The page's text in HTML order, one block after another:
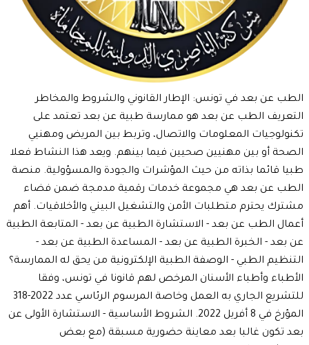
الطب عن بعد في تونس: الإطار القانوني والشروط والمخاطر
التعريف الطب عن بعد هو ممارسة طبية عن بعد تعتمد على
تكنولوجيات المعلومات والاتصال، وتربط بين المريض ومهنيي
الصحة أو بين مهنيين صحيين فيما بينهم. ويعد هذا النشاط فعلا
طبيا قائما بذاته من حيث المؤشرات والجودة والمسؤولية. منصة
الطب عن بعد هي مجموعة خدمات رقمية مدمجة ضمن فضاء
مشترك يحترم متطلبات الأمن والتشغيل البيني والأخلاقيات. أهم
أعمال الطب عن بعد - الاستشارة الطبية عن بعد - المتابعة الطبية
عن بعد - الخبرة الطبية عن بعد - المساعدة الطبية عن بعد -
التنظيم الطبي - الوصفة الطبية الإلكترونية من يحق له الممارسة؟
الأطباء وأطباء الأسنان المرخص لهم قانونا في تونس، وفقا
للتشريع الجاري به العمل وخاصة المرسوم الرئاسي عدد 2022-318
المؤرخ في 8 أفريل 2022. الشروط الأساسية - الاستشارة الأولى عن
بعد تكون غالبا بعد معاينة حضورية مسبقة (مع بعض